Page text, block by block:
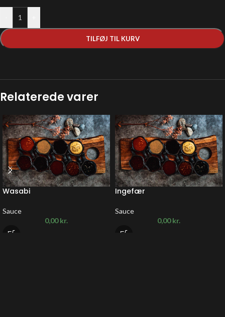
TILFØJ TIL KURV
Relaterede varer
Wasabi
Sauce
0,00kr.
Ingefær
Sauce
0,00kr.